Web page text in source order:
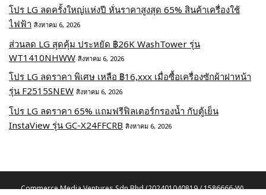
โปร LG ลดครั้งใหญ่แห่งปี หั่นราคาสูงสุด 65% สินค้าเครื่องใช้
ไฟฟ้า สิงหาคม 6, 2026
ส่วนลด LG สุดคุ้ม ประหยัด ฿26K WashTower รุ่น
WT1410NHWW สิงหาคม 6, 2026
โปร LG ลดราคา พิเศษ เหลือ ฿16,xxx เมื่อซื้อเครื่องซักผ้าฝาหน้า
รุ่น F2515SNEW สิงหาคม 6, 2026
โปร LG ลดราคา 65% แถมฟรีฟิลเตอร์กรองน้ำ กับตู้เย็น
InstaView รุ่น GC-X24FFCRB สิงหาคม 6, 2026
Commerce Media Ventures Sdn Bhd (202401040819 / 1586666-W).